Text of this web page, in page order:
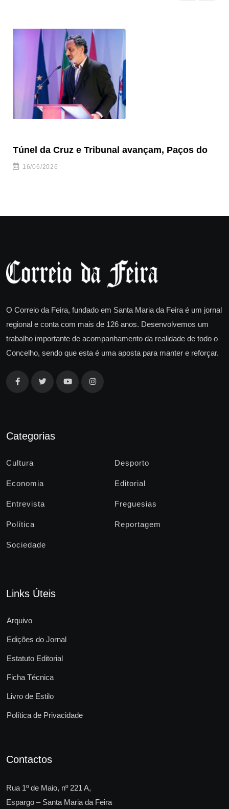
Túnel da Cruz e Tribunal avançam, Paços do
16/06/2026
O Correio da Feira, fundado em Santa Maria da Feira é um jornal
regional e conta com mais de 126 anos. Desenvolvemos um
trabalho importante de acompanhamento da realidade de todo o
Concelho, sendo que esta é uma aposta para manter e reforçar.
Categorias
Cultura Desporto
Economia Editorial
Entrevista Freguesias
Política Reportagem
Sociedade
Links Úteis
Arquivo
Edições do Jornal
Estatuto Editorial
Ficha Técnica
Livro de Estilo
Política de Privacidade
Contactos
Rua 1º de Maio, nº 221 A,
Espargo – Santa Maria da Feira